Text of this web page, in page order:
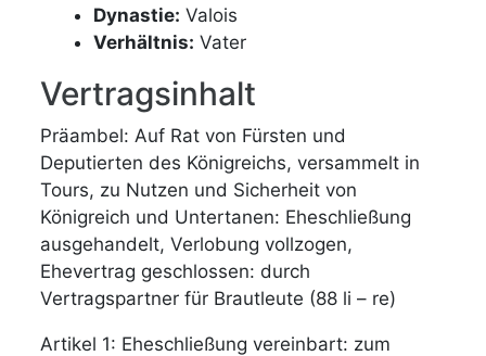
Dynastie: Valois
Verhältnis: Vater
Vertragsinhalt
Präambel: Auf Rat von Fürsten und
Deputierten des Königreichs, versammelt in
Tours, zu Nutzen und Sicherheit von
Königreich und Untertanen: Eheschließung
ausgehandelt, Verlobung vollzogen,
Ehevertrag geschlossen: durch
Vertragspartner für Brautleute (88 li – re)
Artikel 1: Eheschließung vereinbart: zum